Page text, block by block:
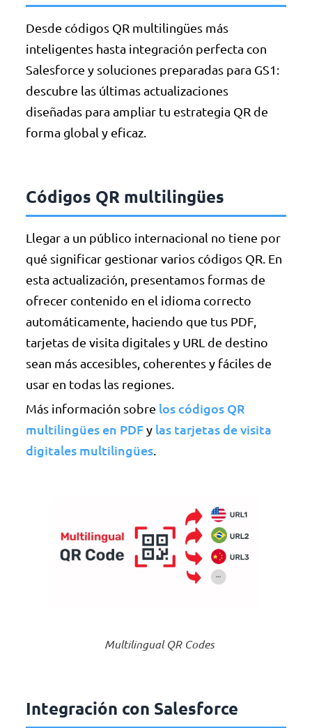
Desde códigos QR multilingües más
inteligentes hasta integración perfecta con
Salesforce y soluciones preparadas para GS1:
descubre las últimas actualizaciones
diseñadas para ampliar tu estrategia QR de
forma global y eficaz.
Códigos QR multilingües
Llegar a un público internacional no tiene por
qué significar gestionar varios códigos QR. En
esta actualización, presentamos formas de
ofrecer contenido en el idioma correcto
automáticamente, haciendo que tus PDF,
tarjetas de visita digitales y URL de destino
sean más accesibles, coherentes y fáciles de
usar en todas las regiones.
Más información sobre los códigos QR
multilingües en PDFy las tarjetas de visita
digitales multilingües.
Multilingual QR Codes
Integración con Salesforce